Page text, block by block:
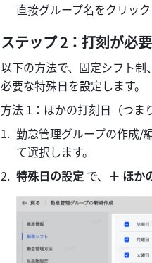
直接グループ名をクリッ
ステップ 2：打刻が必
以下の方法で、固定シフト
必要な特殊日を設定します。
方法 1：ほかの打刻日（つま
勤怠管理グループの作成/
て選択します。
特殊日の設定 で、 ＋ ほか